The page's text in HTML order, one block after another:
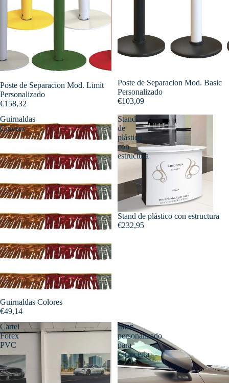
Poste de Separacion Mod. Limit
Personalizado
€158,32
Poste de Separacion Mod. Basic
Personalizado
€103,09
Guirnaldas
Colores
Guirnaldas Colores
€49,14
Stand
de
plástico
con
estructura
Stand de plástico con estructura
€232,95
Cartel
Forex
PVC
Iman
personalizado
para
carroceria